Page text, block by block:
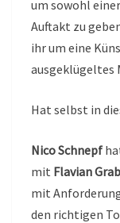
um sowohl
Auftakt zu
ihr um eine
Hat selbst in
Nico Schnepf
mit Flavian
mit
den richtigen